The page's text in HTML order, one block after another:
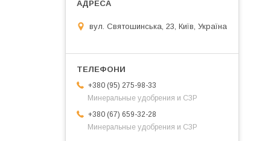
вул. Святошинська, 23, Київ, Україна
+380 (95) 275-98-33
Минеральные удобрения и СЗР
+380 (67) 659-32-28
Минеральные удобрения и СЗР